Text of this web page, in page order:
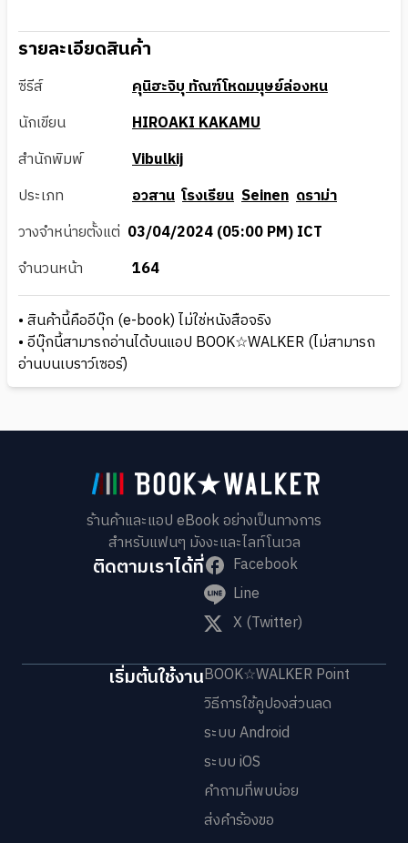
รายละเอียดสินค้า
ซีรีส์
คุนิฮะจิบุ ทัณฑ์โหดมนุษย์ล่องหน
นักเขียน
HIROAKI KAKAMU
สำนักพิมพ์
Vibulkij
ประเภท
อวสาน โรงเรียน Seinen ดราม่า
วางจำหน่ายตั้งแต่ 03/04/2024 (05:00 PM) ICT
จำนวนหน้า
164
• สินค้านี้คืออีบุ๊ก (e-book) ไม่ใช่หนังสือจริง
• อีบุ๊กนี้สามารถอ่านได้บนแอป BOOK☆WALKER (ไม่สามารถ
อ่านบนเบราว์เซอร์)
ร้านค้าและแอป eBook อย่างเป็นทางการ
สำหรับแฟนๆ มังงะและไลท์โนเวล
ติดตามเราได้ที่
Facebook
Line
X (Twitter)
เริ่มต้นใช้งานBOOK☆WALKER Point
วิธีการใช้คูปองส่วนลด
ระบบ Android
ระบบ iOS
คำถามที่พบบ่อย
ส่งคำร้องขอ